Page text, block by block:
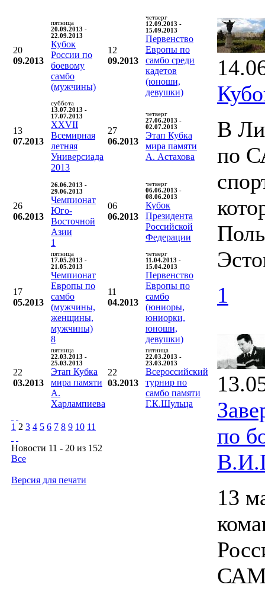
20
09.2013
пятница
20.09.2013 -
22.09.2013
Кубок
России по
боевому
самбо
(мужчины)
12
09.2013
четверг
12.09.2013 -
15.09.2013
Первенство
Европы по
самбо среди
кадетов
(юноши,
девушки)
13
07.2013
суббота
13.07.2013 -
17.07.2013
XXVII
Всемирная
летняя
Универсиада
2013
27
06.2013
четверг
27.06.2013 -
02.07.2013
Этап Кубка
мира памяти
А. Астахова
26
06.2013
26.06.2013 -
29.06.2013
Чемпионат
Юго-
Восточной
Азии
1
06
06.2013
четверг
06.06.2013 -
08.06.2013
Кубок
Президента
Российской
Федерации
17
05.2013
пятница
17.05.2013 -
21.05.2013
Чемпионат
Европы по
самбо
(мужчины,
женщины,
мужчины)
8
11
04.2013
четверг
11.04.2013 -
15.04.2013
Первенство
Европы по
самбо
(юниоры,
юниорки,
юноши,
девушки)
22
03.2013
пятница
22.03.2013 -
25.03.2013
Этап Кубка
мира памяти
А.
Харлампиева
22
03.2013
пятница
22.03.2013 -
23.03.2013
Всероссийский
турнир по
самбо памяти
Г.К.Шульца
1 2 3 4 5 6 7 8 9 10 11
Новости 11 - 20 из 152
Все
Версия для печати
В
по
1
по
13